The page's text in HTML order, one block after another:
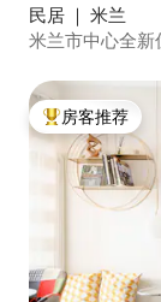
民居 ｜ 米兰
米兰市中心全新
热门「房客推荐
房客推荐